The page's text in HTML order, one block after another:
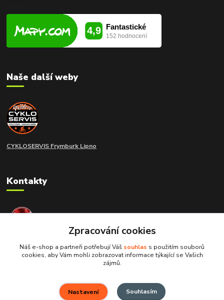
Naše další weby
CYKLOSERVIS Frymburk Lipno
Kontakty
extramoto STAFF
+420 775 266 214
info@extramoto.cz
Zpracování cookies
Náš e-shop a partneři potřebují Váš souhlas s použitím souborů
cookies, aby Vám mohli zobrazovat informace týkající se Vašich
zájmů.
Nastavení Souhlasím